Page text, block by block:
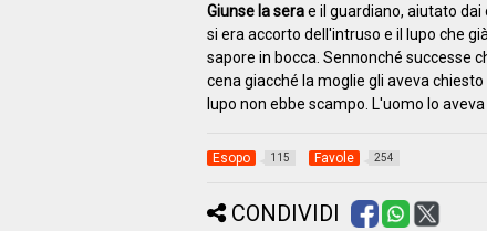
Giunse la serae il guardiano, aiutato dai
si era accorto dell'intruso e il lupo che
sapore in bocca. Sennonché successe
cena giacché la moglie gli aveva
lupo non ebbe scampo. L'uomo lo
Esopo 115 Favole 254
CONDIVIDI